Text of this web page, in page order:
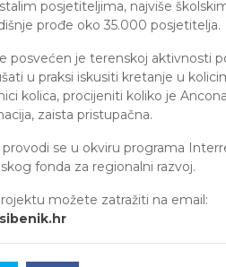
posjetiteljima, najviše
prođe oko 35.000 posjetitelja.
posvećen je terenskoj aktivnosti
u praksi iskusiti kretanje u
kolica, procijeniti koliko je
zaista pristupačna.
se u okviru programa
fonda za regionalni razvoj.
možete zatražiti na email: